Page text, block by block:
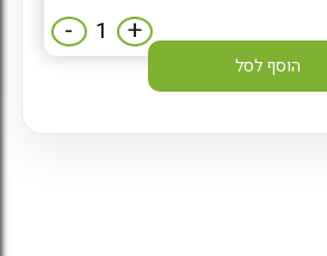
+
-
הוסף לסל